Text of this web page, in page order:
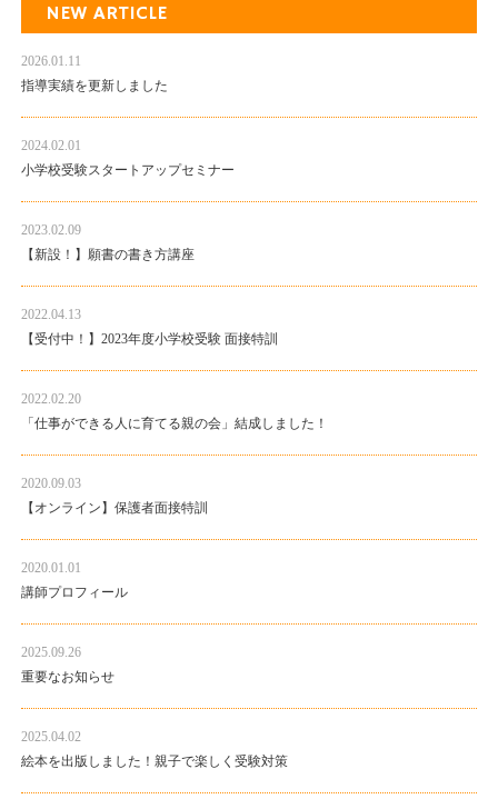
NEW ARTICLE
2026.01.11
指導実績を更新しました
2024.02.01
小学校受験スタートアップセミナー
2023.02.09
【新設！】願書の書き方講座
2022.04.13
【受付中！】2023年度小学校受験 面接特訓
2022.02.20
「仕事ができる人に育てる親の会」結成しました！
2020.09.03
【オンライン】保護者面接特訓
2020.01.01
講師プロフィール
2025.09.26
重要なお知らせ
2025.04.02
絵本を出版しました！親子で楽しく受験対策